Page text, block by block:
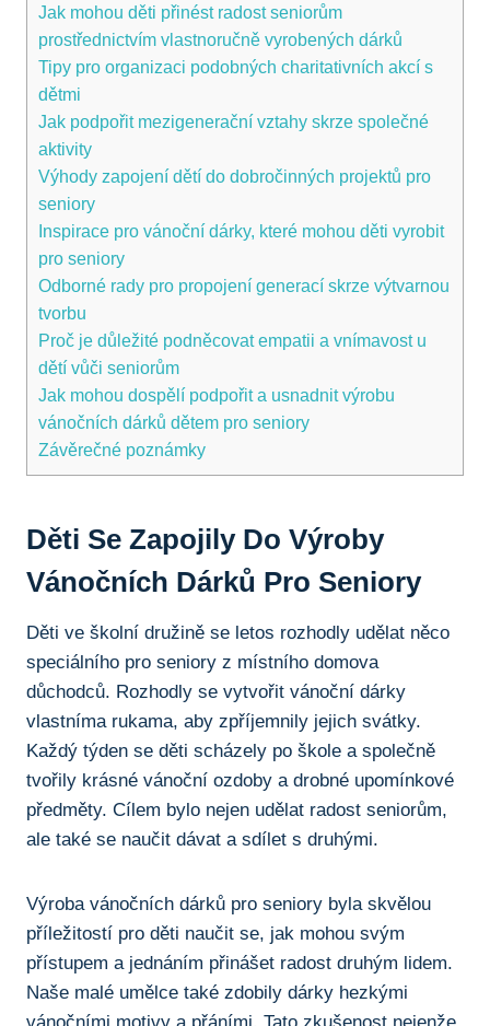
Jak mohou děti přinést radost seniorům
prostřednictvím vlastnoručně‍ vyrobených dárků
Tipy pro organizaci podobných charitativních akcí s
dětmi
Jak podpořit⁢ mezigenerační vztahy​ skrze⁢ společné
aktivity
Výhody​ zapojení dětí do dobročinných⁢ projektů pro
seniory
Inspirace pro ⁤vánoční dárky, které mohou děti⁣ vyrobit
pro ‌seniory
Odborné rady pro propojení generací skrze výtvarnou
‌tvorbu
Proč je důležité podněcovat empatii a‌ vnímavost u
dětí ⁤vůči seniorům
Jak mohou​ dospělí ⁣podpořit a ⁣usnadnit výrobu
vánočních dárků dětem⁢ pro ​seniory
Závěrečné poznámky
Děti Se Zapojily Do⁢ Výroby
Vánočních ⁤dárků Pro Seniory
Děti ve školní družině se letos rozhodly udělat něco
speciálního pro seniory z místního domova‌
důchodců. Rozhodly se vytvořit vánoční​ dárky
vlastníma rukama, aby zpříjemnily jejich svátky.
Každý týden ​se děti scházely po škole ‌a společně
tvořily krásné vánoční ⁢ozdoby a drobné‍ upomínkové
předměty. Cílem bylo nejen udělat radost ‌seniorům,
ale také se naučit dávat ‍a sdílet​ s druhými.
Výroba vánočních dárků⁤ pro ⁢seniory⁤ byla ​skvělou
příležitostí pro děti‍ naučit ⁤se, jak mohou svým
přístupem a jednáním přinášet radost druhým ⁢lidem.
Naše malé umělce také zdobily ‌dárky ​hezkými